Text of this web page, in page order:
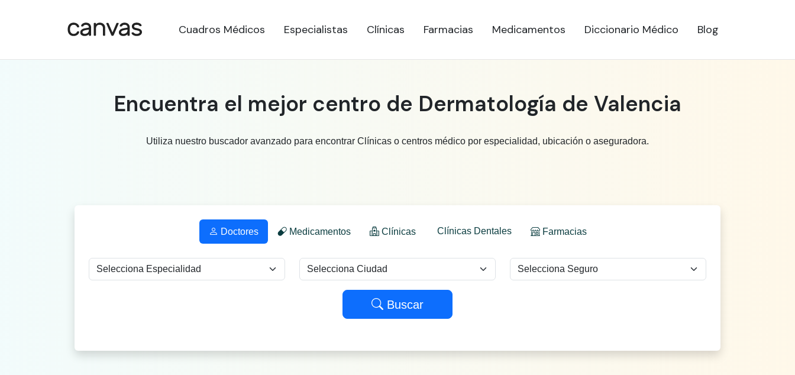
Cuadros Médicos Especialistas Clínicas Farmacias Medicamentos Diccionario Médico Blog
Encuentra el mejor centro de Dermatología de Valencia
Utiliza nuestro buscador avanzado para encontrar Clínicas o centros médico por especialidad, ubicación o aseguradora.
Doctores Medicamentos Clínicas Clínicas Dentales Farmacias
Buscar